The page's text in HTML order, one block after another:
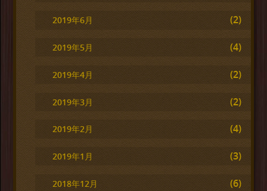
2019年6月 (2)
2019年5月 (4)
2019年4月 (2)
2019年3月 (2)
2019年2月 (4)
2019年1月 (3)
2018年12月 (6)